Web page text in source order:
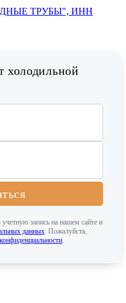
холодильной
запись на нашем сайте и
данных. Пожалуйста,
.